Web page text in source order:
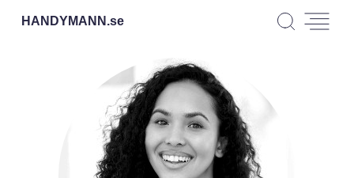
HANDYMANN.se